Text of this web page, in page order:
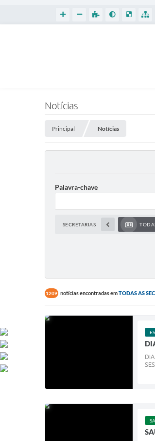
Notícias
Principal Notícias
Palavra-chave
SECRETARIAS
1209 notícias encontradas emTODAS AS